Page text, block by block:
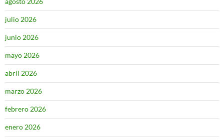
julio 2026
junio 2026
mayo 2026
abril 2026
marzo 2026
febrero 2026
enero 2026